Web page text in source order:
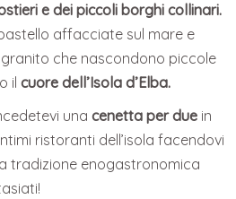
e dei piccoli borghi collinari.
affacciate sul mare e
che nascondono piccole
ilcuore dell’Isola d’Elba.
unacenetta per due in
ristoranti dell’isola facendovi
tradizione enogastronomica